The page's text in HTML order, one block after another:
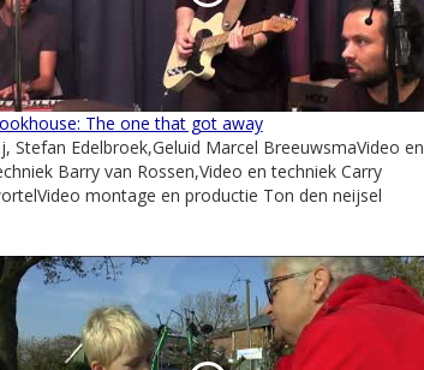
The one that got away
Stefan Edelbroek,Geluid Marcel BreeuwsmaVideo en
Barry van Rossen,Video en techniek Carry
montage en productie Ton den neijsel